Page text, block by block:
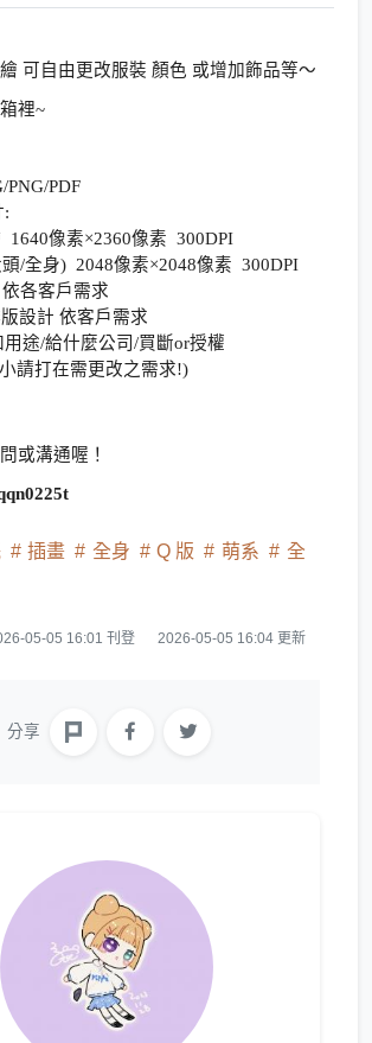
可自由更改服裝 顏色 或增加飾品等～
裡~
PNG/PDF
:
1640像素×2360像素 300DPI
頭/全身) 2048像素×2048像素 300DPI
各客戶需求
設計 依客戶需求
用途/給什麼公司/買斷or授權
請打在需更改之需求!)
或溝通喔！
插畫 全身 Q 版 萌系
全
05-05 16:01 刊登 2026-05-05 16:04 更新
分享